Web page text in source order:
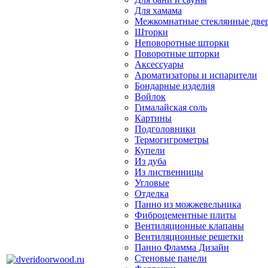
Для хамама
Межкомнатные стеклянные
Шторки
Неповоротные шторки
Поворотные шторки
Аксессуары
Ароматизаторы и испарители
Бондарные изделия
Войлок
Гималайская соль
Картины
Подголовники
Термогигрометры
Купели
Из дуба
Из лиственницы
Угловые
Отделка
Панно из можжевельника
Фиброцементные плиты
Вентиляционные клапаны
Вентиляционные решетки
Панно Фламма Дизайн
Стеновые панели